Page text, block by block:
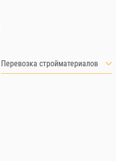
Перевозка стройматериалов